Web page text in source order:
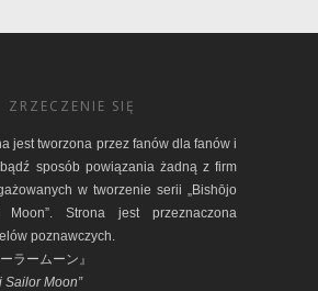
ZRZECZENIE SIĘ
jest tworzona przez fanów dla fanów i
sposób powiązania żadną z firm
w tworzenie serii „Bishōjo
Strona jest przeznaczona
poznawczych.
ラームーン』
Sailor Moon”